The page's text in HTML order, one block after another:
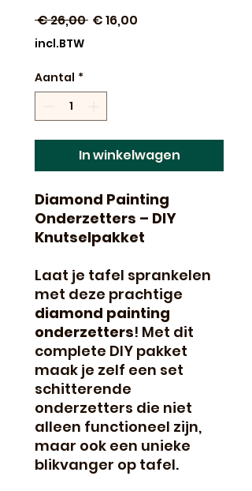
€ 26,00 Normale
€ 16,00
incl.BTW
Aantal *
In winkelwagen
Diamond Painting
Onderzetters – DIY
Knutselpakket
Laat je tafel sprankelen
met deze prachtige
diamond painting
onderzetters! Met dit
complete DIY pakket
maak je zelf een set
schitterende
onderzetters die niet
alleen functioneel zijn,
maar ook een unieke
blikvanger op tafel.